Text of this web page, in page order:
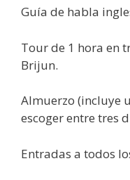
Guía de habla
Tour de 1 hora en
Brijun.
Almuerzo (incluye
escoger entre tres
Entradas a todos